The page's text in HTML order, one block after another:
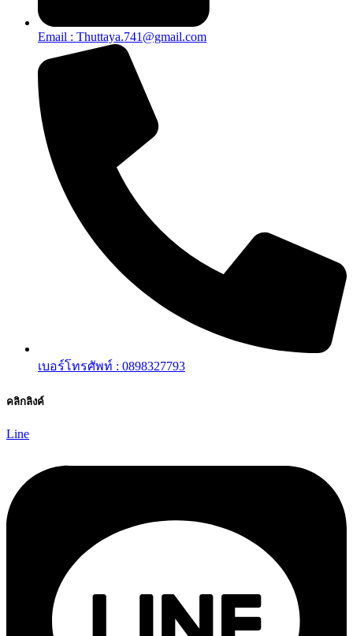
Email : Thuttaya.741@gmail.com
เบอร์โทรศัพท์ : 0898327793
คลิกลิงค์
Line